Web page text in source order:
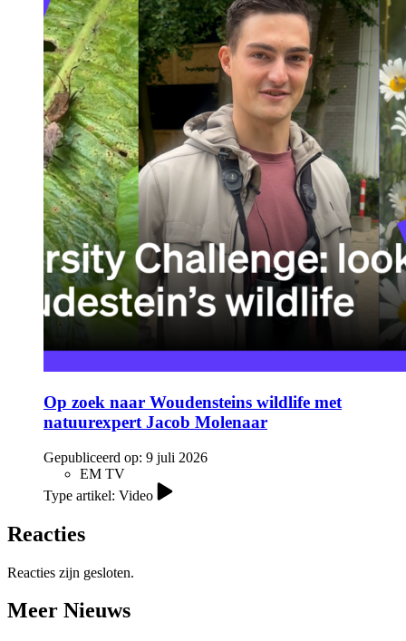
Op zoek naar Woudensteins wildlife met
natuurexpert Jacob Molenaar
Gepubliceerd op: 9 juli 2026
EM TV
Type artikel: Video
Reacties
Reacties zijn gesloten.
Meer Nieuws